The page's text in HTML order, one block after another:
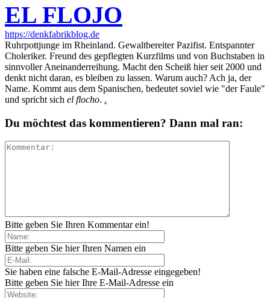
EL FLOJO
https://denkfabrikblog.de
Ruhrpottjunge im Rheinland. Gewaltbereiter Pazifist. Entspannter
Choleriker. Freund des gepflegten Kurzfilms und von Buchstaben in
sinnvoller Aneinanderreihung. Macht den Scheiß hier seit 2000 und
denkt nicht daran, es bleiben zu lassen. Warum auch? Ach ja, der
Name. Kommt aus dem Spanischen, bedeutet soviel wie "der Faule"
und spricht sich el flocho. .
Du möchtest das kommentieren? Dann mal ran:
Bitte geben Sie Ihren Kommentar ein!
Bitte geben Sie hier Ihren Namen ein
Sie haben eine falsche E-Mail-Adresse eingegeben!
Bitte geben Sie hier Ihre E-Mail-Adresse ein